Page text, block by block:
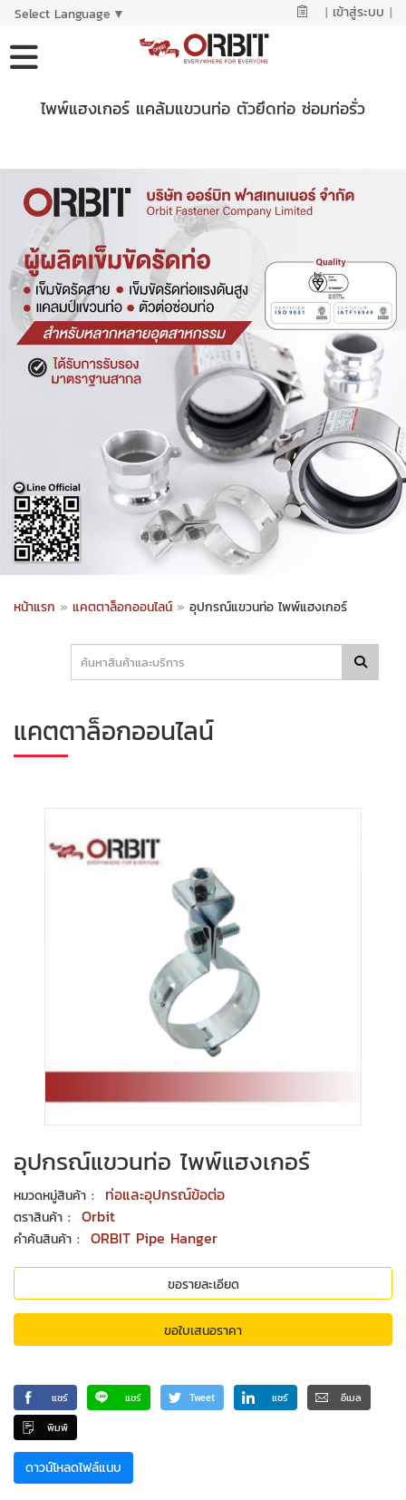
Select Language ▼ | เข้าสู่ระบบ |
ไพพ์แฮงเกอร์ แคล้มแขวนท่อ ตัวยึดท่อ ซ่อมท่อรั่ว
หน้าแรก » แคตตาล็อกออนไลน์ » อุปกรณ์แขวนท่อ ไพพ์แฮงเกอร์
แคตตาล็อกออนไลน์
อุปกรณ์แขวนท่อ ไพพ์แฮงเกอร์
หมวดหมู่สินค้า : ท่อและอุปกรณ์ข้อต่อ
ตราสินค้า : Orbit
คำค้นสินค้า : ORBIT Pipe Hanger
ขอรายละเอียด
ขอใบเสนอราคา
แชร์ แชร์ Tweet แชร์ อีเมล
พิมพ์
ดาวน์โหลดไฟล์แนบ